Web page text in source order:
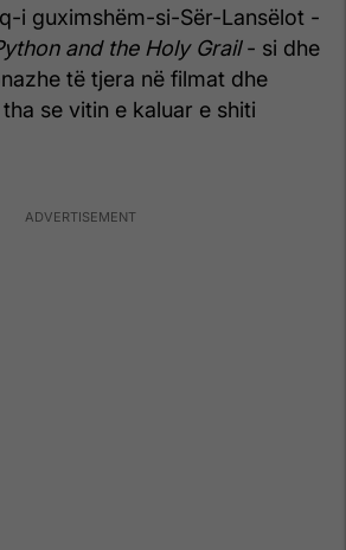
i guximshëm-si-Sër-Lansëlot -
and the Holy Grail- si dhe
të tjera në filmat dhe
se vitin e kaluar e shiti